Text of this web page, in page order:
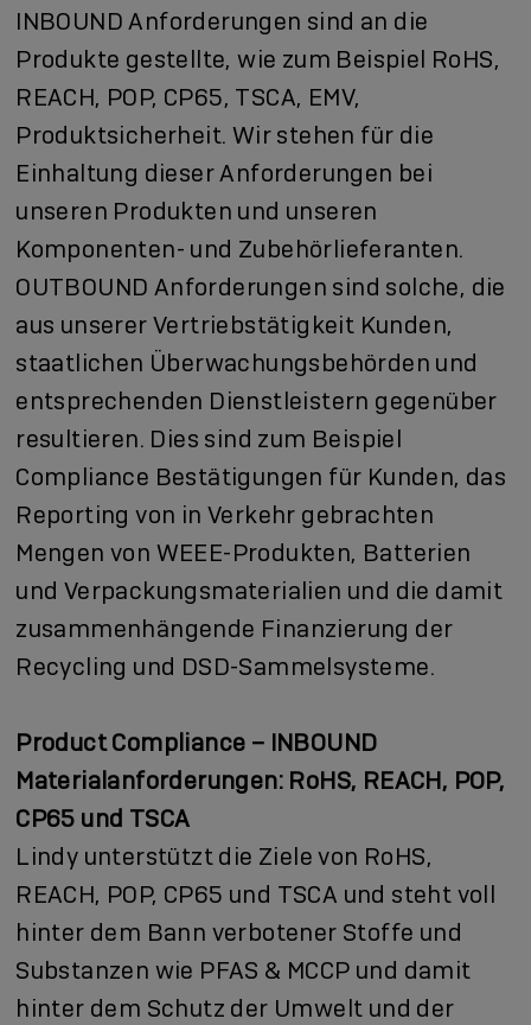
INBOUND Anforderungen sind an die
Produkte gestellte, wie zum Beispiel RoHS,
REACH, POP, CP65, TSCA, EMV,
Produktsicherheit. Wir stehen für die
Einhaltung dieser Anforderungen bei
unseren Produkten und unseren
Komponenten- und Zubehörlieferanten.
OUTBOUND Anforderungen sind solche, die
aus unserer Vertriebstätigkeit Kunden,
staatlichen Überwachungsbehörden und
entsprechenden Dienstleistern gegenüber
resultieren. Dies sind zum Beispiel
Compliance Bestätigungen für Kunden, das
Reporting von in Verkehr gebrachten
Mengen von WEEE-Produkten, Batterien
und Verpackungsmaterialien und die damit
zusammenhängende Finanzierung der
Recycling und DSD-Sammelsysteme.
Product Compliance – INBOUND
Materialanforderungen: RoHS, REACH, POP,
CP65 und TSCA
Lindy unterstützt die Ziele von RoHS,
REACH, POP, CP65 und TSCA und steht voll
hinter dem Bann verbotener Stoffe und
Substanzen wie PFAS & MCCP und damit
hinter dem Schutz der Umwelt und der